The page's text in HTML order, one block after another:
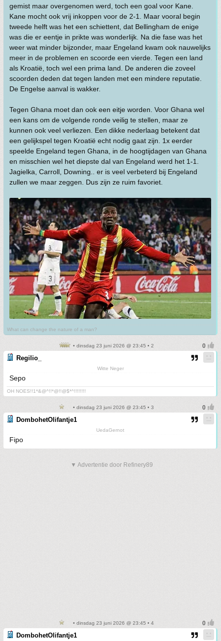
gemist maar overgenomen werd, toch een goal voor Kane.
Kane mocht ook vrij inkoppen voor de 2-1. Maar vooral begin
tweede helft was het een schiettent, dat Bellingham de enige
was die er eentje in prikte was wonderlijk. Na die fase was het
weer wat minder bijzonder, maar Engeland kwam ook nauwelijks
meer in de problemen en scoorde een vierde. Tegen een land
als Kroatië, toch wel een prima land. De anderen die zoveel
scoorden deden dat tegen landen met een mindere reputatie.
De Engelse aanval is wakker.
Tegen Ghana moet dan ook een eitje worden. Voor Ghana wel
een kans om de volgende ronde veilig te stellen, maar ze
kunnen ook veel verliezen. Een dikke nederlaag betekent dat
een gelijkspel tegen Kroatië echt nodig gaat zijn. 1x eerder
speelde Engeland tegen Ghana, in de hoogtijdagen van Ghana
en misschien wel het diepste dal van Engeland werd het 1-1.
Jagielka, Carroll, Downing.. er is veel verbeterd bij Engeland
zullen we maar zeggen. Dus zijn ze ruim favoriet.
What can change the nature of a man?
• dinsdag 23 juni 2026 @ 23:45 • 2
Regilio_
Witte Neger
Sepo
OH NOES!!1*&@^!!*@!!@$*^!!!!!!!!
• dinsdag 23 juni 2026 @ 23:45 • 3
DombohetOlifantje1
UedaGernot
Fipo
▼ Advertentie door Refinery89
• dinsdag 23 juni 2026 @ 23:45 • 4
DombohetOlifantje1